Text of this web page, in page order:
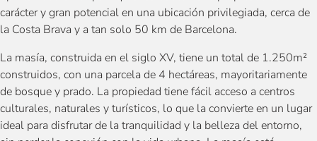
carácter y gran potencial en una ubicación privilegiada, cerca de
la Costa Brava y a tan solo 50 km de Barcelona.
La masía, construida en el siglo XV, tiene un total de 1.250m²
construidos, con una parcela de 4 hectáreas, mayoritariamente
de bosque y prado. La propiedad tiene fácil acceso a centros
culturales, naturales y turísticos, lo que la convierte en un lugar
ideal para disfrutar de la tranquilidad y la belleza del entorno,